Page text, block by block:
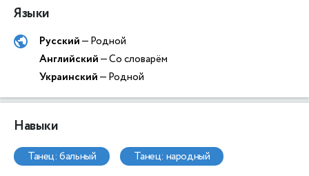
Языки
Русский— Родной
Английский— Со словарём
Украинский— Родной
Навыки
танец: бальный танец: народный